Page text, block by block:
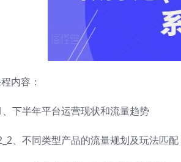
内容：
下半年平台运营现状和流量趋势
、不同类型产品的流量规划及玩法匹配